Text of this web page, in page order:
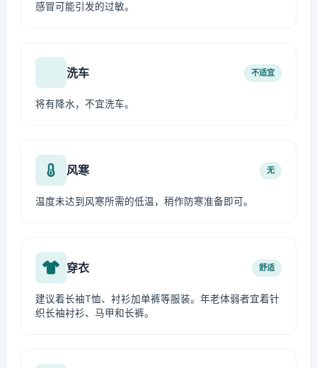
感冒可能引发的过敏。
洗车 不适宜
将有降水，不宜洗车。
风寒 无
温度未达到风寒所需的低温，稍作防寒准备即可。
穿衣 舒适
建议着长袖T恤、衬衫加单裤等服装。年老体弱者宜着针
织长袖衬衫、马甲和长裤。